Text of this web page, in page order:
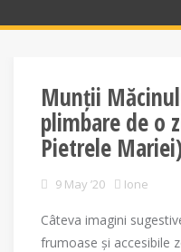
Munții
plimbare de o
Pietrele
9 May ’20 Ione
Câteva imagini
frumoase și accesibile